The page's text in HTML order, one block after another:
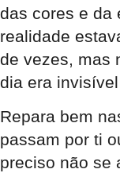
das cores e da
realidade
de vezes, mas
dia era
Repara bem
passam por ti
preciso não se